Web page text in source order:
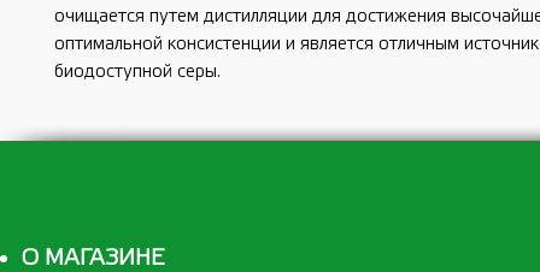
очищается путем дистилляции для достижения
оптимальной консистенции и является отличным
биодоступной серы.
О МАГАЗИНЕ